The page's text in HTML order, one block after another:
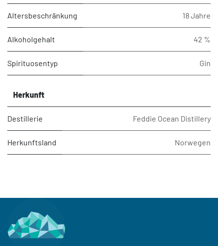
Altersbeschränkung 18 Jahre
Alkoholgehalt 42 %
Spirituosentyp Gin
Herkunft
Destillerie Feddie Ocean Distillery
Herkunftsland Norwegen